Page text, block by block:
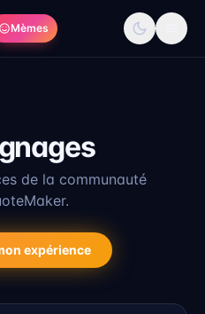
Mèmes
de la communauté
expérience